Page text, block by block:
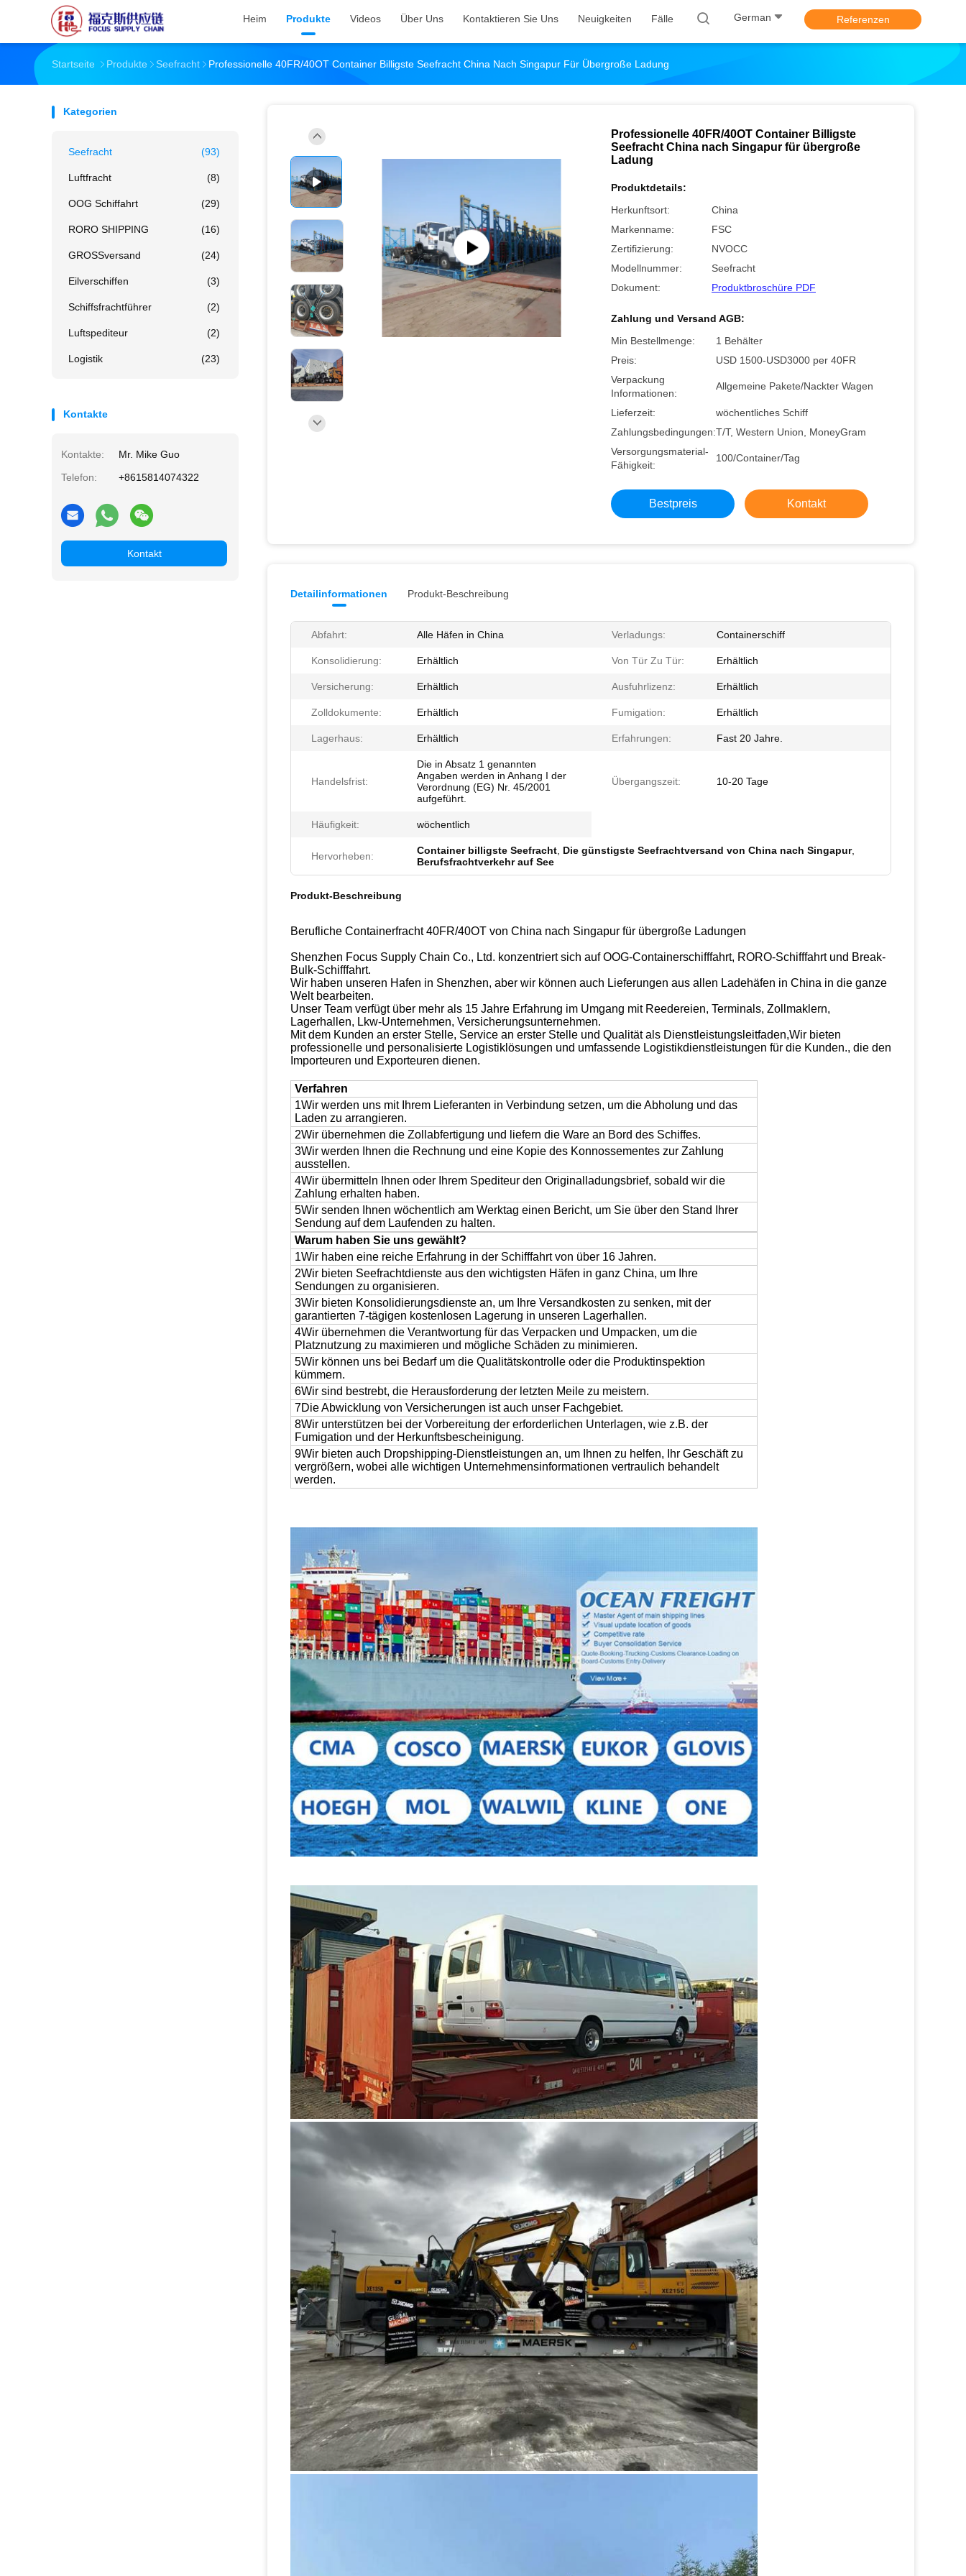
Heim Produkte Videos Über Uns Kontaktieren Sie Uns Neuigkeiten Fälle German Referenzen
Startseite Produkte Seefracht Professionelle 40FR/40OT Container Billigste Seefracht China Nach Singapur Für Übergroße Ladung
Kategorien
Seefracht (93)
Luftfracht (8)
OOG Schiffahrt (29)
RORO SHIPPING (16)
GROSSversand (24)
Eilverschiffen (3)
Schiffsfrachtführer (2)
Luftspediteur (2)
Logistik (23)
Kontakte
Kontakte:
Mr. Mike Guo
Telefon:
+8615814074322
Kontakt
Professionelle 40FR/40OT Container Billigste
Seefracht China nach Singapur für übergroße
Ladung
Produktdetails:
Herkunftsort:
China
Markenname:
FSC
Zertifizierung:
NVOCC
Modellnummer:
Seefracht
Dokument:
Produktbroschüre PDF
Zahlung und Versand AGB:
Min Bestellmenge:
1 Behälter
Preis:
USD 1500-USD3000 per 40FR
Verpackung
Informationen:
Allgemeine Pakete/Nackter Wagen
Lieferzeit:
wöchentliches Schiff
Zahlungsbedingungen:T/T, Western Union, MoneyGram
Versorgungsmaterial-
Fähigkeit:
100/Container/Tag
Bestpreis Kontakt
Detailinformationen Produkt-Beschreibung
Abfahrt: Alle Häfen in China Verladungs: Containerschiff
Konsolidierung: Erhältlich Von Tür Zu Tür: Erhältlich
Versicherung: Erhältlich Ausfuhrlizenz: Erhältlich
Zolldokumente: Erhältlich Fumigation: Erhältlich
Lagerhaus: Erhältlich Erfahrungen: Fast 20 Jahre.
Handelsfrist:
Die in Absatz 1 genannten
Angaben werden in Anhang I der
Verordnung (EG) Nr. 45/2001
aufgeführt.
Übergangszeit: 10-20 Tage
Häufigkeit: wöchentlich
Hervorheben: Container billigste Seefracht Die günstigste Seefrachtversand von China nach Singapur,
Berufsfrachtverkehr auf See
Produkt-Beschreibung
Berufliche Containerfracht 40FR/40OT von China nach Singapur für übergroße Ladungen
Shenzhen Focus Supply Chain Co., Ltd. konzentriert sich auf OOG-Containerschifffahrt, RORO-Schifffahrt und Break-
Bulk-Schifffahrt.
Wir haben unseren Hafen in Shenzhen, aber wir können auch Lieferungen aus allen Ladehäfen in China in die ganze
Welt bearbeiten.
Unser Team verfügt über mehr als 15 Jahre Erfahrung im Umgang mit Reedereien, Terminals, Zollmaklern,
Lagerhallen, Lkw-Unternehmen, Versicherungsunternehmen.
Mit dem Kunden an erster Stelle, Service an erster Stelle und Qualität als Dienstleistungsleitfaden,Wir bieten
professionelle und personalisierte Logistiklösungen und umfassende Logistikdienstleistungen für die Kunden., die den
Importeuren und Exporteuren dienen.
Verfahren
1Wir werden uns mit Ihrem Lieferanten in Verbindung setzen, um die Abholung und das
Laden zu arrangieren.
2Wir übernehmen die Zollabfertigung und liefern die Ware an Bord des Schiffes.
3Wir werden Ihnen die Rechnung und eine Kopie des Konnossementes zur Zahlung
ausstellen.
4Wir übermitteln Ihnen oder Ihrem Spediteur den Originalladungsbrief, sobald wir die
Zahlung erhalten haben.
5Wir senden Ihnen wöchentlich am Werktag einen Bericht, um Sie über den Stand Ihrer
Sendung auf dem Laufenden zu halten.
Warum haben Sie uns gewählt?
1Wir haben eine reiche Erfahrung in der Schifffahrt von über 16 Jahren.
2Wir bieten Seefrachtdienste aus den wichtigsten Häfen in ganz China, um Ihre
Sendungen zu organisieren.
3Wir bieten Konsolidierungsdienste an, um Ihre Versandkosten zu senken, mit der
garantierten 7-tägigen kostenlosen Lagerung in unseren Lagerhallen.
4Wir übernehmen die Verantwortung für das Verpacken und Umpacken, um die
Platznutzung zu maximieren und mögliche Schäden zu minimieren.
5Wir können uns bei Bedarf um die Qualitätskontrolle oder die Produktinspektion
kümmern.
6Wir sind bestrebt, die Herausforderung der letzten Meile zu meistern.
7Die Abwicklung von Versicherungen ist auch unser Fachgebiet.
8Wir unterstützen bei der Vorbereitung der erforderlichen Unterlagen, wie z.B. der
Fumigation und der Herkunftsbescheinigung.
9Wir bieten auch Dropshipping-Dienstleistungen an, um Ihnen zu helfen, Ihr Geschäft zu
vergrößern, wobei alle wichtigen Unternehmensinformationen vertraulich behandelt
werden.